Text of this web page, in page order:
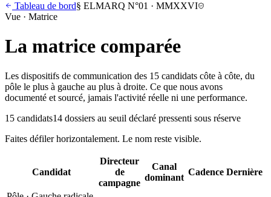
Tableau de bord§ ELMARQ N°01 · MMXXVI
Vue · Matrice
La matrice comparée
Les dispositifs de communication des 15 candidats côte à côte, du
pôle le plus à gauche au plus à droite. Ce que nous avons
documenté et sourcé, jamais l'activité réelle ni une performance.
15 candidats14 dossiers au seuil déclaré pressenti sous réserve
Faites défiler horizontalement. Le nom reste visible.
Candidat
Directeur
de
campagne
Canal
dominant
Cadence Dernière